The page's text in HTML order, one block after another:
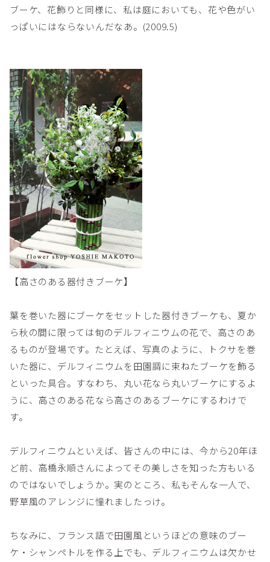
ブーケ、花飾りと同様に、私は庭においても、花や色がい
っぱいにはならないんだなあ。(2009.5)
【高さのある器付きブーケ】
葉を巻いた器にブーケをセットした器付きブーケも、夏か
ら秋の間に限っては旬のデルフィニウムの花で、高さのあ
るものが登場です。たとえば、写真のように、トクサを巻
いた器に、デルフィニウムを田園調に束ねたブーケを飾る
といった具合。すなわち、丸い花なら丸いブーケにするよ
うに、高さのある花なら高さのあるブーケにするわけで
す。
デルフィニウムといえば、皆さんの中には、今から20年ほ
ど前、高橋永順さんによってその美しさを知った方もいる
のではないでしょうか。実のところ、私もそんな一人で、
野草風のアレンジに憧れましたっけ。
ちなみに、フランス語で田園風というほどの意味のブー
ケ・シャンペトルを作る上でも、デルフィニウムは欠かせ